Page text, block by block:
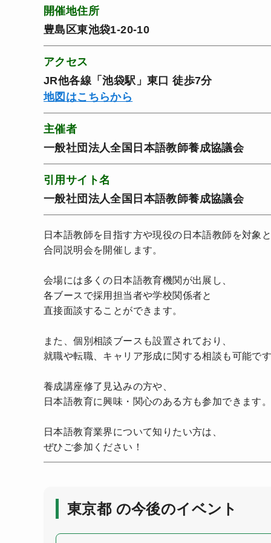
開催地住所
豊島区東池袋1-20-10
アクセス
JR他各線「池袋駅」東口 徒歩7分
地図はこちらから
主催者
一般社団法人全国日本語教師養成協議会
引用サイト名
一般社団法人全国日本語教師養成協議会
日本語教師を目指す方や現役の日本語教師を対象
合同説明会を開催します。
会場には多くの日本語教育機関が出展し、
各ブースで採用担当者や学校関係者と
直接面談することができます。
また、個別相談ブースも設置されており、
就職や転職、キャリア形成に関する相談も可能で
養成講座修了見込みの方や、
日本語教育に興味・関心のある方も参加できます
日本語教育業界について知りたい方は、
ぜひご参加ください！
東京都 の今後のイベント